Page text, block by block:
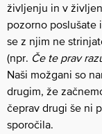
življenju in v
pozorno poslušate
se z njim ne
(npr. Če te prav
Naši možgani so
drugim, že
čeprav drugi še ni
sporočila.